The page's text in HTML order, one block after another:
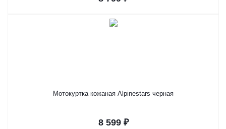
Мотокуртка кожаная Alpinestars черная
8 599 ₽